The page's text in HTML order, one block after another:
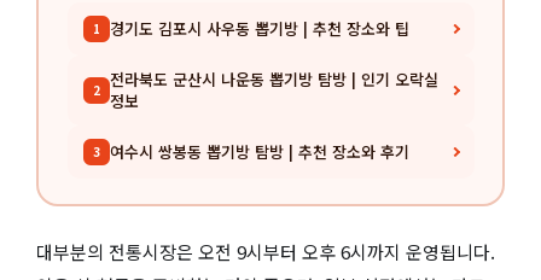
1 경기도 김포시 사우동 뽑기방 | 추천 장소와 팁
2 전라북도 군산시 나운동 뽑기방 탐방 | 인기 오락실
정보
3 여수시 쌍봉동 뽑기방 탐방 | 추천 장소와 후기
대부분의 전통시장은 오전 9시부터 오후 6시까지 운영됩니다.